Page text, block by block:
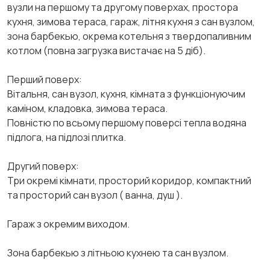
вузли на першому та другому поверхах, простора
кухня, зимова тераса, гараж, літня кухня з сан вузлом,
зона барбекью, окрема котельня з твердопаливним
котлом (повна загрузка вистачає на 5 діб).
Перший поверх:
Вітальня, сан вузол, кухня, кімната з функціонуючим
каміном, кладовка, зимова тераса.
Повністю по всьому першому поверсі тепла водяна
підлога, на підлозі плитка.
Другий поверх:
Три окремі кімнати, просторий коридор, компактний
та просторий сан вузол ( ванна, душ ).
Гараж з окремим виходом.
Зона барбекью з літньою кухнею та сан вузлом.